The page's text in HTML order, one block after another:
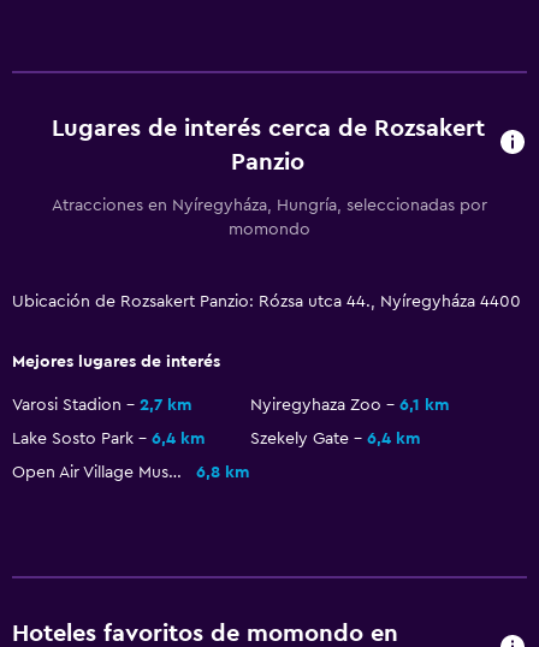
Recepción 24 horas
Estacionamiento y transporte
Estacionamiento gratuito
TV
Aire libre
Terraza/patio
Habitación
Lugares de interés cerca de Rozsakert
Panzio
Atracciones en Nyíregyháza, Hungría, seleccionadas por
momondo
Ubicación de Rozsakert Panzio: Rózsa utca 44., Nyíregyháza 4400
Mejores lugares de interés
Varosi Stadion 2,7 km Nyiregyhaza Zoo
6,1 km
Lake Sosto Park
6,4 km Szekely Gate
6,4 km
Open Air Village Museum
6,8 km
Hoteles favoritos de momondo en